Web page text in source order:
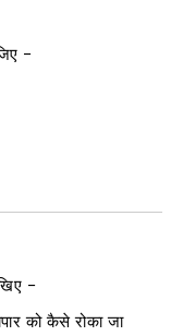
−
−
को कैसे रोका जा